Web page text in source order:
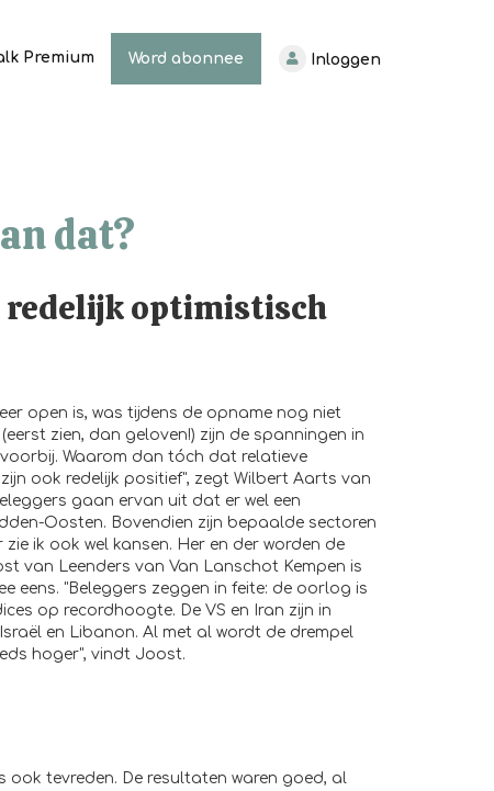
Premium Word abonnee Inloggen
dat?
redelijk optimistisch
open is, was tijdens de opname nog niet
zien, dan geloven!) zijn de spanningen in
Waarom dan tóch dat relatieve
ook redelijk positief", zegt Wilbert Aarts van
gaan ervan uit dat er wel een
Oosten. Bovendien zijn bepaalde sectoren
ik ook wel kansen. Her en der worden de
van Leenders van Van Lanschot Kempen is
eens. "Beleggers zeggen in feite: de oorlog is
op recordhoogte. De VS en Iran zijn in
en Libanon. Al met al wordt de drempel
hoger", vindt Joost.
ook tevreden. De resultaten waren goed, al